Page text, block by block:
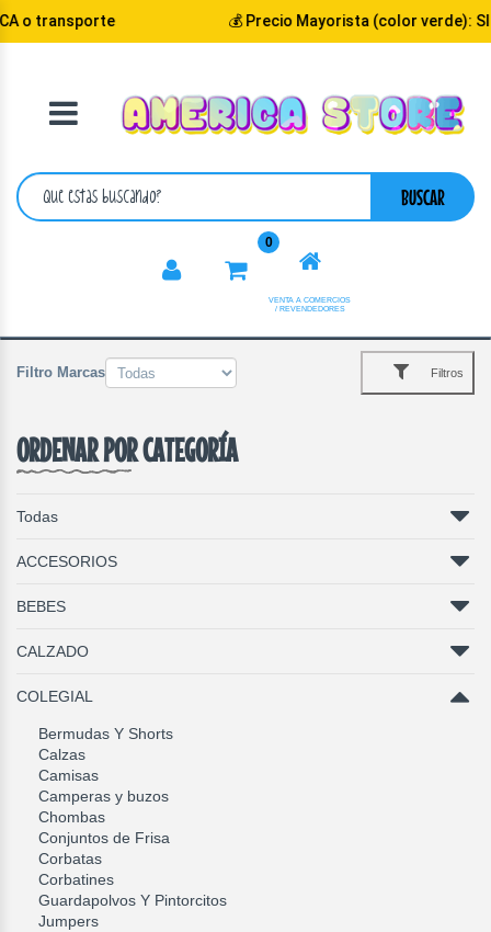
o transporte 💰 Precio Mayorista (color verde): SIN
BUSCAR
0
VENTA A COMERCIOS
/ REVENDEDORES
VOLVER
CATEGORIA
Filtro Marcas Filtros
ORDENAR POR CATEGORÍA
Todas
ACCESORIOS
BEBES
CALZADO
COLEGIAL
Bermudas Y Shorts
Calzas
Camisas
Camperas y buzos
Chombas
Conjuntos de Frisa
Corbatas
Corbatines
Guardapolvos Y Pintorcitos
Jumpers